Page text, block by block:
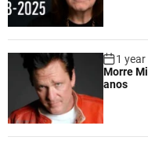
1
Morre
anos